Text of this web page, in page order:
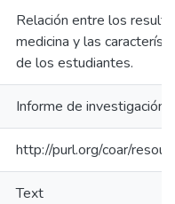
Relación entre los
medicina y las
de los estudiantes.
Informe de investigación
http://purl.org/coar/
Text